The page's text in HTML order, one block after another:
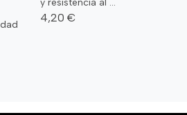
y resistencia al ...
4,20 €